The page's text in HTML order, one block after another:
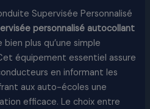
Supervisée Personnalisé
personnalisé autocollant
plus qu’une simple
équipement essentiel assure
en informant les
aux auto-écoles une
efficace. Le choix entre